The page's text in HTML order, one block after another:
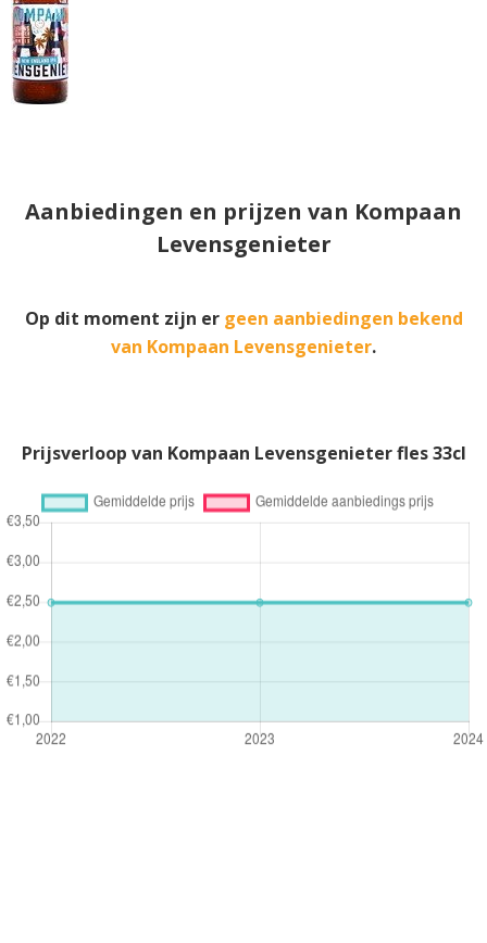
Aanbiedingen en prijzen van Kompaan
Levensgenieter
Op dit moment zijn er geen aanbiedingen bekend
van Kompaan Levensgenieter.
Prijsverloop van Kompaan Levensgenieter fles 33cl